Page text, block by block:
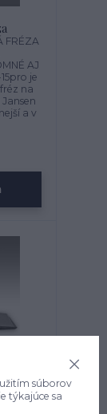
FRÉZA
AJ
je
na
a v
súborov
týkajúce sa